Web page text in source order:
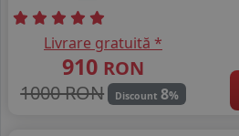
Livrare gratuită *
910 RON
1000 RON
Discount 8%